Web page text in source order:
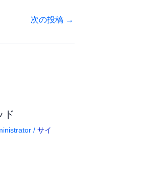
次の投稿 →
ド
/ サイ